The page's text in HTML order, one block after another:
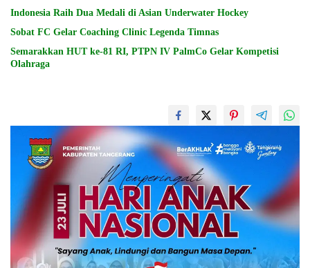
Indonesia Raih Dua Medali di Asian Underwater Hockey
Sobat FC Gelar Coaching Clinic Legenda Timnas
Semarakkan HUT ke-81 RI, PTPN IV PalmCo Gelar Kompetisi
Olahraga